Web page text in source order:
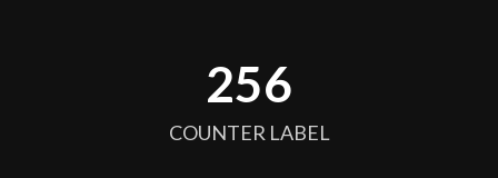
256
COUNTER LABEL